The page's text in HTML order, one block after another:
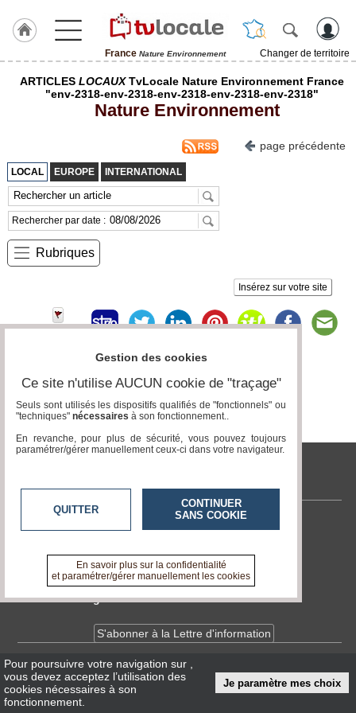
France Nature Environnement
Changer de territoire
J'adhère
Accueil
RUBRIQUES
Agenda
Blogs
Prémium
Inscription
annuaire
ARTICLES LOCAUXTvLocale Nature Environnement France
"env-2318-env-2318-env-2318-env-2318-env-2318"
Nature Environnement
page précédente
LOCAL EUROPE INTERNATIONAL
Rechercher par date :
Rubriques
Insérez sur votre site
Page 0 / 0
tvlocale.fr
Contactez-nous
A propos de tvlocale.fr
Devenir délégué
S'abonner à la Lettre d'information
InfosCNIL/RGPD
Conditions Générales d'Utilisation
Pour poursuivre votre navigation sur
vous devez acceptez l’utilisation des
cookies nécessaires à son
fonctionnement.
Je paramètre mes choix
Gestion des cookies
Ce site n'utilise AUCUN cookie de "traçage"
Seuls sont utilisés les dispositifs qualifiés de "fonctionnels" ou
"techniques" nécessaires à son fonctionnement..
En revanche, pour plus de sécurité, vous pouvez toujours
paramétrer/gérer manuellement ceux-ci dans votre navigateur.
QUITTER
CONTINUER
SANS COOKIE
En savoir plus sur la confidentialité
et paramétrer/gérer manuellement les cookies